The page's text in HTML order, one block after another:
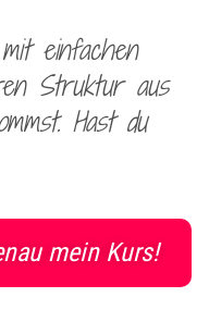
einfachen
Struktur aus
Hast du
mein Kurs!